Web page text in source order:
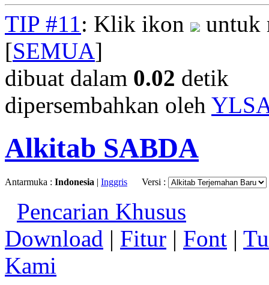
TIP #11: Klik ikon
untuk
[SEMUA]
dibuat dalam 0.02 detik
dipersembahkan oleh
Alkitab SABDA
Antarmuka : Indonesia | Inggris Versi :
Pencarian Khusus
Download | Fitur | Font |
Kami